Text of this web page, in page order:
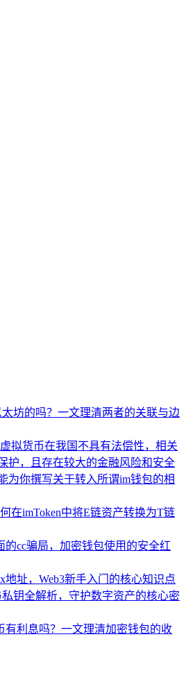
太坊的吗？一文理清两者的关联与边
拟货币在我国不具有法偿性，相关
护，且存在较大的金融风险和安全
为你撰写关于转入所谓im钱包的相
在imToken中将E链资产转换为T链
的cc骗局，加密钱包使用的安全红
地址，Web3新手入门的核心知识点
私钥全解析，守护数字资产的核心密
有利息吗？一文理清加密钱包的收